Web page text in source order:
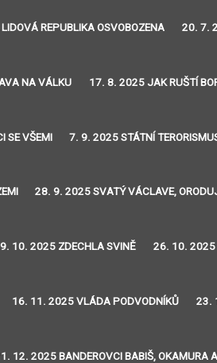
REPUBLIKA OSVOBOZENA 20. 7.
NA VÁLKU 17. 8. 2025 JAK RUŠTÍ
SE VŠEMI 7. 9. 2025 STÁTNÍ
28. 9. 2025 SVATÝ VÁCLAVE,
10. 2025 ZDECHLA SVINĚ 26. 10. 2025
16. 11. 2025 VLÁDA PODVODNÍKŮ 23.
12. 2025 BANDEROVCI BABIŠ, OKAMURA